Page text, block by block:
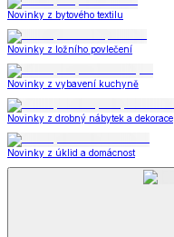
Novinky z bytového textilu
Novinky z ložního povlečení
Novinky z vybavení kuchyně
Novinky z drobný nábytek a dekorace
Novinky z úklid a domácnost